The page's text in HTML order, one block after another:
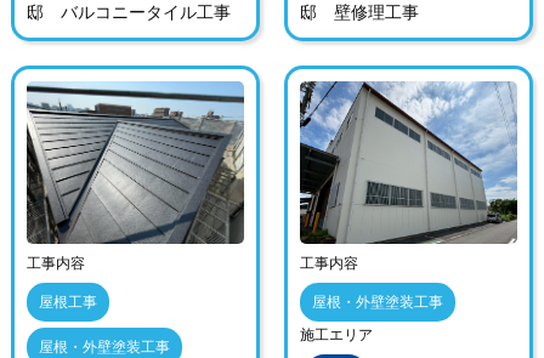
邸 バルコニータイル工事
邸 壁修理工事
工事内容
屋根工事
屋根・外壁塗装工事
工事内容
屋根・外壁塗装工事
施工エリア